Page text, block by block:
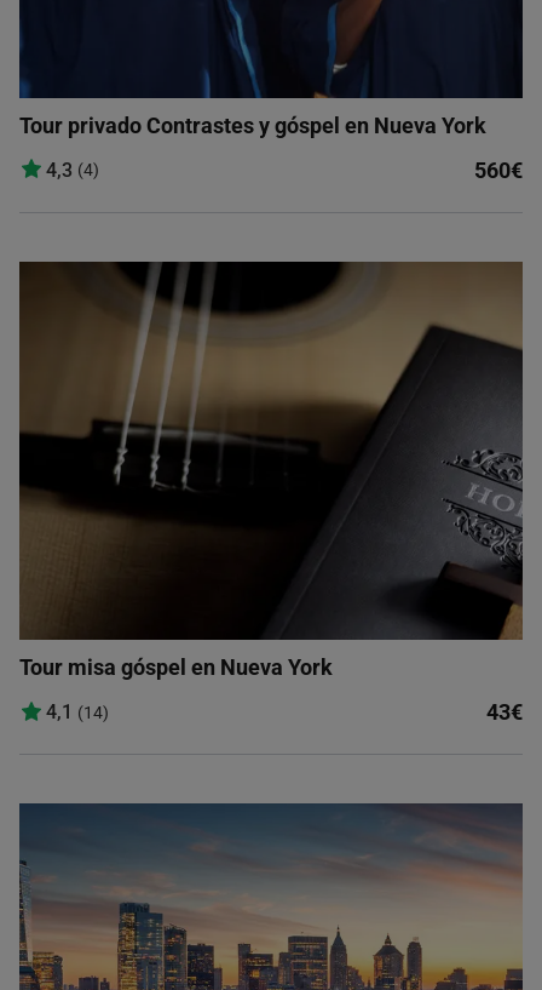
Tour privado Contrastes y góspel en Nueva York
4,3 (4) 560€
Tour misa góspel en Nueva York
4,1 (14) 43€